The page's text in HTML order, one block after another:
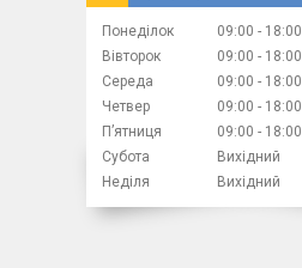
Понеділок 09:00
18:00
Вівторок
09:00
18:00
Середа
09:00
18:00
Четвер
09:00
18:00
Пʼятниця
09:00
18:00
Субота
Вихідний
Неділя
Вихідний